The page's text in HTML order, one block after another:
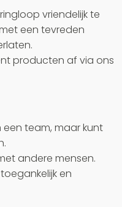
vriendelijk te
een tevreden
producten af via ons
team, maar kunt
andere mensen.
en